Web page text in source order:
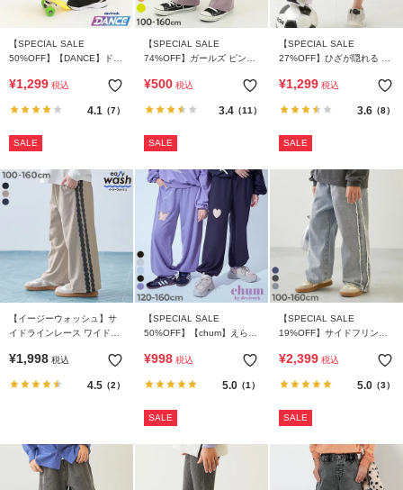
【SPECIAL SALE
50%OFF】【DANCE】ドロ
¥1,299 税込
4.1 （7）
SALE
【SPECIAL SALE
74%OFF】ガールズ ピンタ
¥500 税込
3.4（11）
SALE
【SPECIAL SALE
27%OFF】ひざが隠れる 7
ツ
¥1,299 税込
3.6（8）
SALE
【イージーウォッシュ】サ
イドラインレース ワイドパ
¥1,998 税込
4.5（2）
【SPECIAL SALE
50%OFF】【chum】えらべ
ニ裏毛 スウェットパンツ
¥998 税込
5.0（1）
SALE
【SPECIAL SALE
19%OFF】サイドフリンジ
¥2,399 税込
5.0（3）
SALE